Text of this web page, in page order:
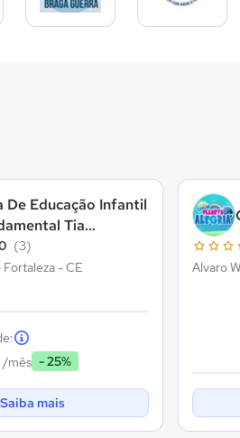
De Educação Infantil
Tia
(3)
- CE
/mês - 25%
Saiba mais
Alvaro